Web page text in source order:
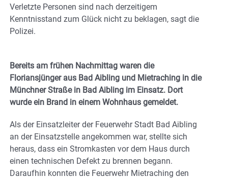
Verletzte Personen sind nach derzeitigem
Kenntnisstand zum Glück nicht zu beklagen, sagt die
Polizei.
Bereits am frühen Nachmittag waren die
Floriansjünger aus Bad Aibling und Mietraching in die
Münchner Straße in Bad Aibling im Einsatz. Dort
wurde ein Brand in einem Wohnhaus gemeldet.
Als der Einsatzleiter der Feuerwehr Stadt Bad Aibling
an der Einsatzstelle angekommen war, stellte sich
heraus, dass ein Stromkasten vor dem Haus durch
einen technischen Defekt zu brennen begann.
Daraufhin konnten die Feuerwehr Mietraching den